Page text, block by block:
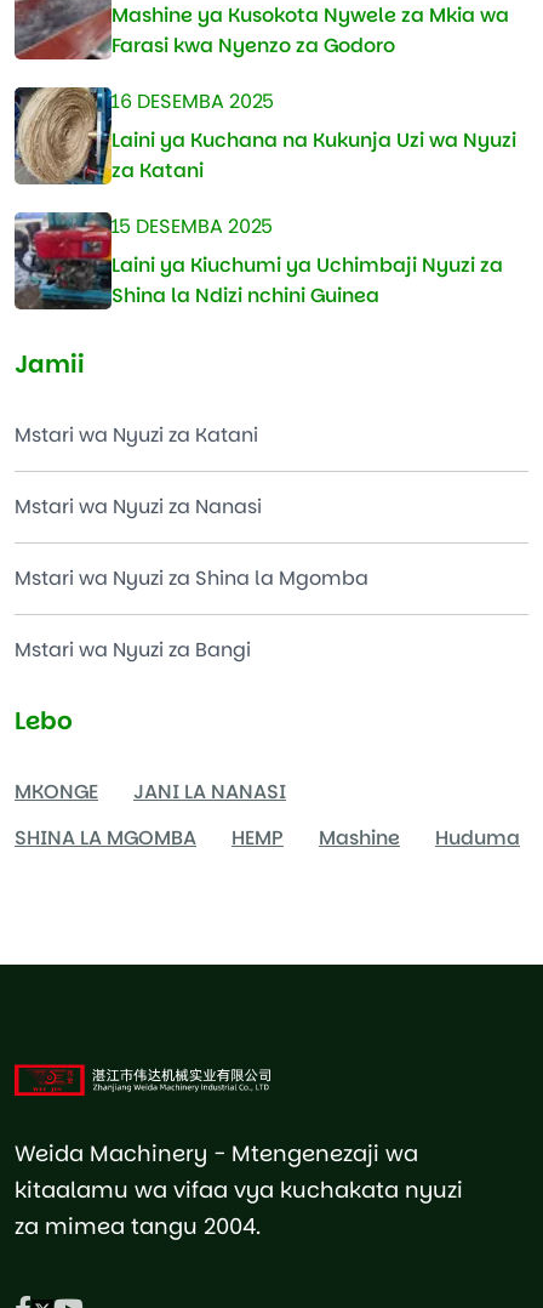
Mashine ya Kusokota Nywele za Mkia wa
Farasi kwa Nyenzo za Godoro
16 DESEMBA 2025
Laini ya Kuchana na Kukunja Uzi wa Nyuzi
za Katani
15 DESEMBA 2025
Laini ya Kiuchumi ya Uchimbaji Nyuzi za
Shina la Ndizi nchini Guinea
Jamii
Mstari wa Nyuzi za Katani
Mstari wa Nyuzi za Nanasi
Mstari wa Nyuzi za Shina la Mgomba
Mstari wa Nyuzi za Bangi
Lebo
MKONGE
JANI LA NANASI
SHINA LA MGOMBA
HEMP Mashine Huduma
Weida Machinery - Mtengenezaji wa
kitaalamu wa vifaa vya kuchakata nyuzi
za mimea tangu 2004.